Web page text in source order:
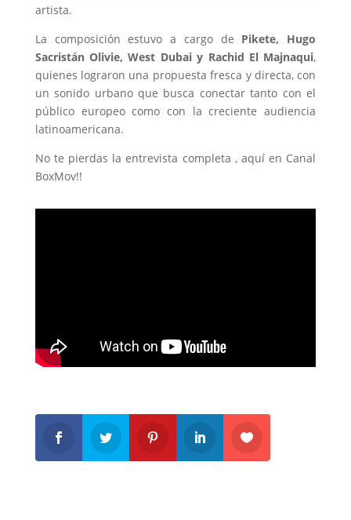
artista.
La composición estuvo a cargo de Pikete, Hugo
Sacristán Olivie, West Dubai y Rachid El Majnaqui,
quienes lograron una propuesta fresca y directa, con
un sonido urbano que busca conectar tanto con el
público europeo como con la creciente audiencia
latinoamericana.
No te pierdas la entrevista completa , aquí en Canal
BoxMov!!